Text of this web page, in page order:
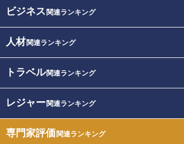
ビジネス 関連ランキング
人材関連ランキング
トラベル関連ランキング
レジャー関連ランキング
専門家評価関連ランキング